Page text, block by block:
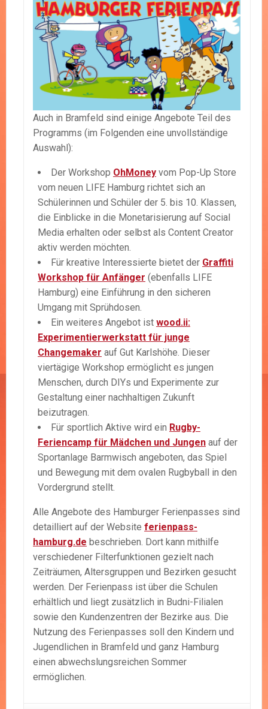
Auch in Bramfeld sind einige Angebote Teil des
Programms (im Folgenden eine unvollständige
Auswahl):
Der Workshop OhMoney vom Pop-Up Store
vom neuen LIFE Hamburg richtet sich an
Schülerinnen und Schüler der 5. bis 10. Klassen,
die Einblicke in die Monetarisierung auf Social
Media erhalten oder selbst als Content Creator
aktiv werden möchten.
Für kreative Interessierte bietet der Graffiti
Workshop für Anfänger (ebenfalls LIFE
Hamburg) eine Einführung in den sicheren
Umgang mit Sprühdosen.
Ein weiteres Angebot ist wood.ii:
Experimentierwerkstatt für junge
Changemaker auf Gut Karlshöhe. Dieser
viertägige Workshop ermöglicht es jungen
Menschen, durch DIYs und Experimente zur
Gestaltung einer nachhaltigen Zukunft
beizutragen.
Für sportlich Aktive wird ein Rugby-
Feriencamp für Mädchen und Jungen auf der
Sportanlage Barmwisch angeboten, das Spiel
und Bewegung mit dem ovalen Rugbyball in den
Vordergrund stellt.
Alle Angebote des Hamburger Ferienpasses sind
detailliert auf der Website ferienpass-
hamburg.de beschrieben. Dort kann mithilfe
verschiedener Filterfunktionen gezielt nach
Zeiträumen, Altersgruppen und Bezirken gesucht
werden. Der Ferienpass ist über die Schulen
erhältlich und liegt zusätzlich in Budni-Filialen
sowie den Kundenzentren der Bezirke aus. Die
Nutzung des Ferienpasses soll den Kindern und
Jugendlichen in Bramfeld und ganz Hamburg
einen abwechslungsreichen Sommer
ermöglichen.